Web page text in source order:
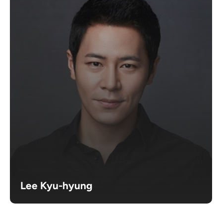
Lee Kyu-hyung